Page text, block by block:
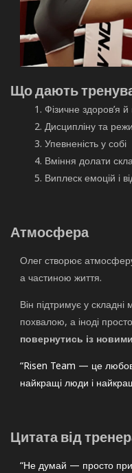
Що дають
Фізичне здоров’я й
Дисципліну та
Упевненість у собі
Вміння долати
Виплеск емоцій і
Атмосфера
Олег створює
а частиною життя.
Він підтримує у
похвалою, а іноді
повернутись із
“Risen Team — це
найкращі люди і
Цитата від
“Не думай — просто